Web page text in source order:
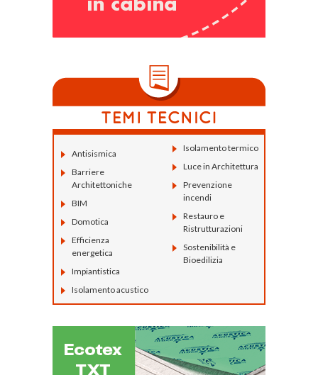
Antisismica
Barriere
Architettoniche
BIM
Domotica
Efficienza
energetica
Impiantistica
Isolamento acustico
Isolamento termico
Luce in Architettura
Prevenzione
incendi
Restauro e
Ristrutturazioni
Sostenibilità e
Bioedilizia